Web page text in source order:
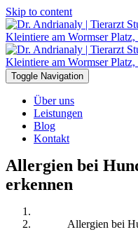
Skip to content
Toggle Navigation
Über uns
Leistungen
Blog
Kontakt
Allergien bei
erkennen
Allergien bei